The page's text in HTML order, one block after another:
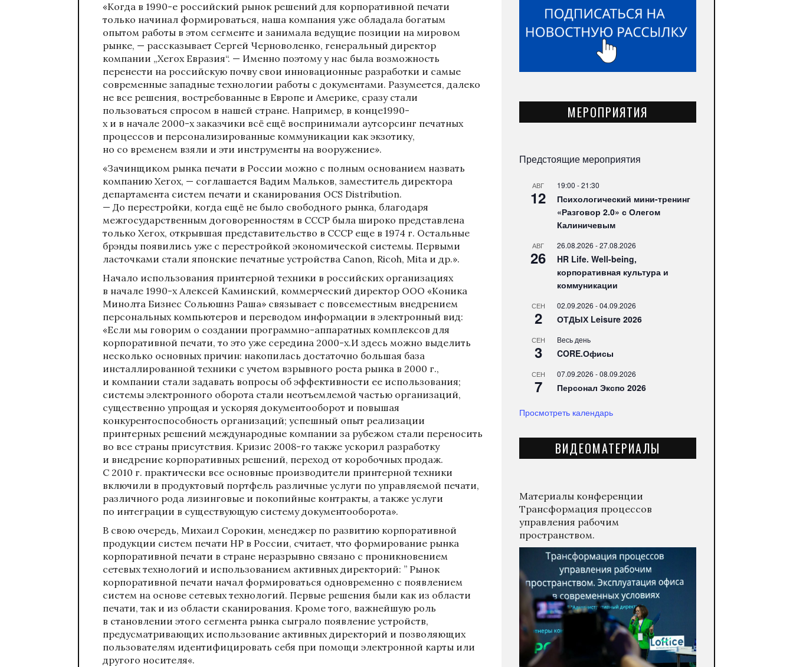
«Когда в 1990-е российский рынок решений для корпоративной печати
только начинал формироваться, наша компания уже обладала богатым
опытом работы в этом сегменте и занимала ведущие позиции на мировом
рынке, — рассказывает Сергей Черноволенко, генеральный директор
компании „Xerox Евразия“. — Именно поэтому у нас была возможность
перенести на российскую почву свои инновационные разработки и самые
современные западные технологии работы с документами. Разумеется, далеко
не все решения, востребованные в Европе и Америке, сразу стали
пользоваться спросом в нашей стране. Например, в конце1990-
х и в начале 2000-х заказчики всё ещё воспринимали аутсорсинг печатных
процессов и персонализированные коммуникации как экзотику,
но со временем взяли и эти инструменты на вооружение».
«Зачинщиком рынка печати в России можно с полным основанием назвать
компанию Xerox, — соглашается Вадим Мальков, заместитель директора
департамента систем печати и сканирования OCS Distribution.
— До перестройки, когда ещё не было свободного рынка, благодаря
межгосударственным договоренностям в СССР была широко представлена
только Xerox, открывшая представительство в СССР еще в 1974 г. Остальные
брэнды появились уже с перестройкой экономической системы. Первыми
ласточками стали японские печатные устройства Canon, Ricoh, Mita и др.».
Начало использования принтерной техники в российских организациях
в начале 1990-х Алексей Каминский, коммерческий директор ООО «Коника
Минолта Бизнес Сольюшнз Раша» связывает с повсеместным внедрением
персональных компьютеров и переводом информации в электронный вид:
«Если мы говорим о создании программно-аппаратных комплексов для
корпоративной печати, то это уже середина 2000-х.И здесь можно выделить
несколько основных причин: накопилась достаточно большая база
инсталлированной техники с учетом взрывного роста рынка в 2000 г.,
и компании стали задавать вопросы об эффективности ее использования;
системы электронного оборота стали неотъемлемой частью организаций,
существенно упрощая и ускоряя документооборот и повышая
конкурентоспособность организаций; успешный опыт реализации
принтерных решений международные компании за рубежом стали переносить
во все страны присутствия. Кризис 2008-го также ускорил разработку
и внедрение корпоративных решений, переход от коробочных продаж.
С 2010 г. практически все основные производители принтерной техники
включили в продуктовый портфель различные услуги по управляемой печати,
различного рода лизинговые и покопийные контракты, а также услуги
по интеграции в существующую систему документооборота».
В свою очередь, Михаил Сорокин, менеджер по развитию корпоративной
продукции систем печати HP в России, считает, что формирование рынка
корпоративной печати в стране неразрывно связано с проникновением
сетевых технологий и использованием активных директорий: ” Рынок
корпоративной печати начал формироваться одновременно с появлением
систем на основе сетевых технологий. Первые решения были как из области
печати, так и из области сканирования. Кроме того, важнейшую роль
в становлении этого сегмента рынка сыграло появление устройств,
предусматривающих использование активных директорий и позволяющих
пользователям идентифицировать себя при помощи электронной карты или
другого носителя«.
МЕРОПРИЯТИЯ
Предстоящие мероприятия
АВГ
12
19:00 -21:30
Психологический мини-тренинг
«Разговор 2.0» с Олегом
Калиничевым
АВГ
26
26.08.2026 -27.08.2026
HR Life. Well-being,
корпоративная культура и
коммуникации
СЕН
2
02.09.2026 -04.09.2026
ОТДЫХ Leisure 2026
СЕН
3
Весь день
CORE.Офисы
СЕН
7
07.09.2026 -08.09.2026
Персонал Экспо 2026
Просмотреть календарь
ВИДЕОМАТЕРИАЛЫ
Материалы конференции
Трансформация процессов
управления рабочим
пространством.